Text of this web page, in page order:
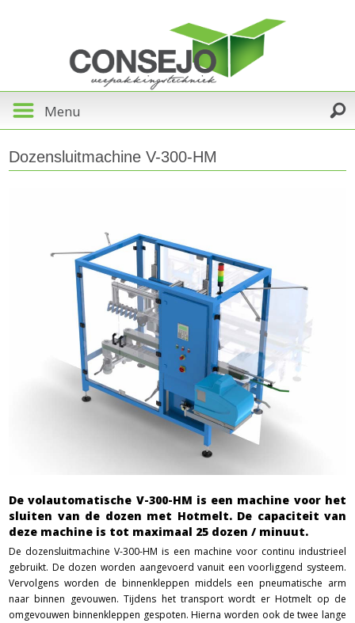
Menu
Dozensluitmachine V-300-HM
De volautomatische V-300-HM is een machine voor het
sluiten van de dozen met Hotmelt. De capaciteit van
deze machine is tot maximaal 25 dozen / minuut.
De dozensluitmachine V-300-HM is een machine voor continu industrieel
gebruikt. De dozen worden aangevoerd vanuit een voorliggend systeem.
Vervolgens worden de binnenkleppen middels een pneumatische arm
naar binnen gevouwen. Tijdens het transport wordt er Hotmelt op de
omgevouwen binnenkleppen gespoten. Hierna worden ook de twee lange